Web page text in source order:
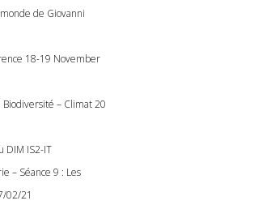
de Giovanni
18-19 November
Biodiversité – Climat 20
DIM IS2-IT
– Séance 9 : Les
02/21